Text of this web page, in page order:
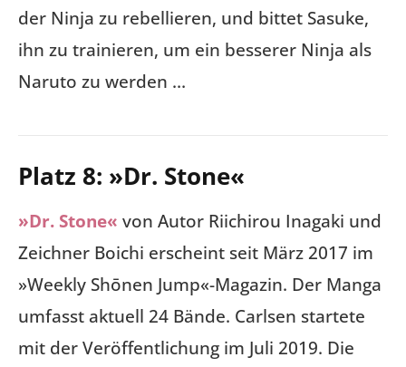
der Ninja zu rebellieren, und bittet Sasuke,
ihn zu trainieren, um ein besserer Ninja als
Naruto zu werden …
Platz 8: »Dr. Stone«
»Dr. Stone« von Autor Riichirou Inagaki und
Zeichner Boichi erscheint seit März 2017 im
»Weekly Shōnen Jump«-Magazin. Der Manga
umfasst aktuell 24 Bände. Carlsen startete
mit der Veröffentlichung im Juli 2019. Die